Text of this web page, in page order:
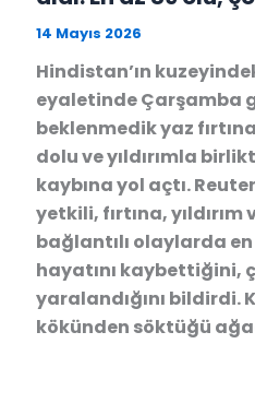
14 Mayıs 2026
Hindistan’ın
eyaletinde Çarşamba
beklenmedik yaz
dolu ve yıldırımla
kaybına yol açtı.
yetkili, fırtına,
bağlantılı olaylarda
hayatını kaybettiğini,
yaralandığını bildirdi.
kökünden söktüğü